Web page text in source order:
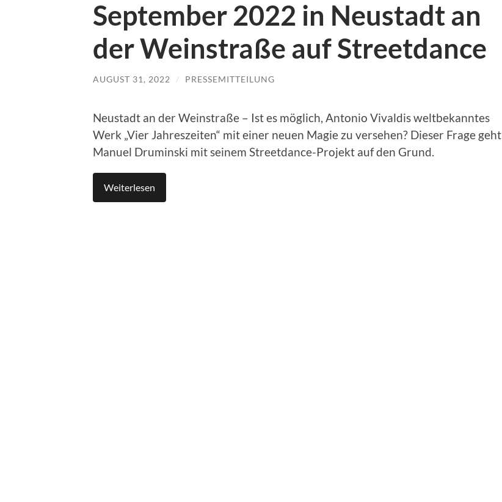
September 2022 in Neustadt an
der Weinstraße auf Streetdance
AUGUST 31, 2022 / PRESSEMITTEILUNG
Neustadt an der Weinstraße – Ist es möglich, Antonio Vivaldis weltbekanntes
Werk „Vier Jahreszeiten“ mit einer neuen Magie zu versehen? Dieser Frage geht
Manuel Druminski mit seinem Streetdance-Projekt auf den Grund.
Weiterlesen